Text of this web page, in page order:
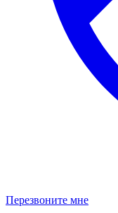
Перезвоните мне